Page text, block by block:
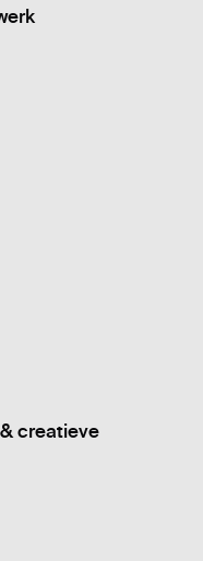
creatieve